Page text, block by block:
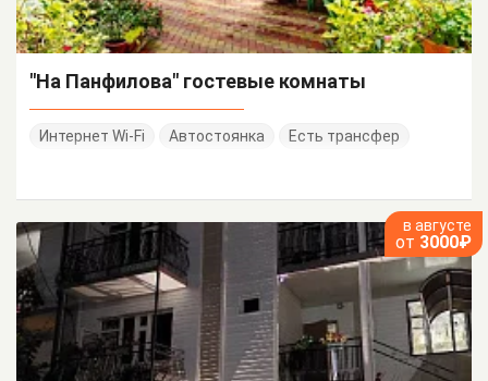
"На Панфилова" гостевые комнаты
Интернет Wi-Fi Автостоянка Есть трансфер
в августе
от 3000₽